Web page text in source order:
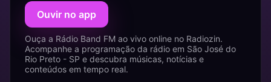
Ouvir no app
Ouça a Rádio Band FM ao vivo online no Radiozin.
Acompanhe a programação da rádio em São José do
Rio Preto - SP e descubra músicas, notícias e
conteúdos em tempo real.